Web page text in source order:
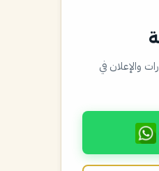
والإعلان في